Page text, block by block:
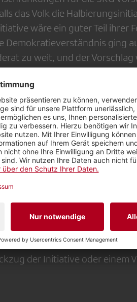
das Volk die
wäre ein guter Teil ihrer
Demokratieverständnis ging
zu weit, und der Vorschlag
wichtigsten Anliegen der
und Ständeräte – und
des Nationalrats
Halbierungsinitiative
dafür die vom
auf 335 Franken festgelegt.
damit weiterhin eine
aber die Drohung der
des Ständerats am
Kommissionen auf einen
auch das Parlament darauf
immer noch mit
der Initiative oder einem